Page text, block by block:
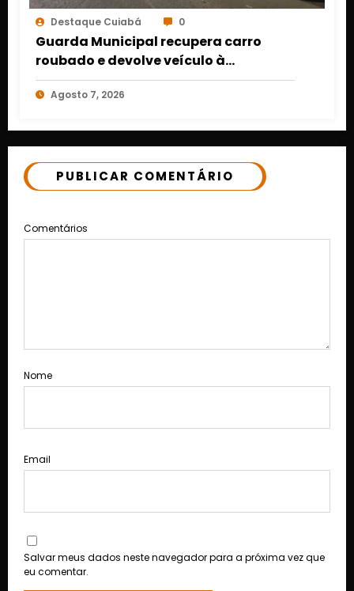
Destaque Cuiabá 0
Guarda Municipal recupera carro
roubado e devolve veículo à
proprietária em Várzea Grande
Agosto 7, 2026
PUBLICAR COMENTÁRIO
Comentários
Nome
Email
Salvar meus dados neste navegador para a próxima vez que
eu comentar.